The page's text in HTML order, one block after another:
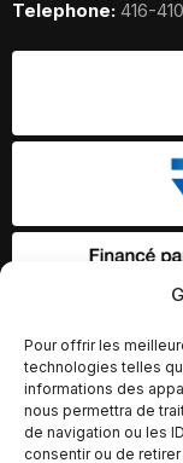
Pour offrir les
technologies telles
informations des
nous permettra de
de navigation ou les
consentir ou de
Telephone: 416-